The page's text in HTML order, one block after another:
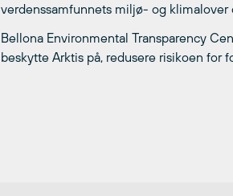
verdenssamfunnets miljø- og klimalover
Bellona Environmental Transparency
beskytte Arktis på, redusere risikoen for